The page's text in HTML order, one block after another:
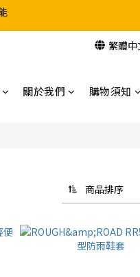
繁體中
關於我們 購物須知
商品排序